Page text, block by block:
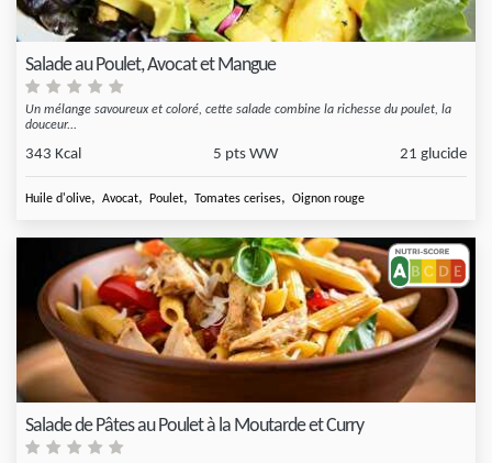
Salade au Poulet, Avocat et Mangue
Un mélange savoureux et coloré, cette salade combine la richesse du poulet, la
douceur...
343 Kcal 5 pts WW 21 glucide
Huile d'olive, Avocat, Poulet, Tomates cerises, Oignon rouge
Salade de Pâtes au Poulet à la Moutarde et Curry